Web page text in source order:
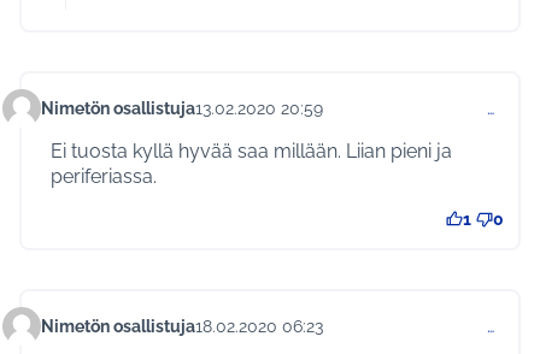
Kommentti 310
Nimetön osallistuja13.02.2020 20:59 …
Ei tuosta kyllä hyvää saa millään. Liian pieni ja
periferiassa.
1 0
Kommentti 322
Nimetön osallistuja18.02.2020 06:23 …